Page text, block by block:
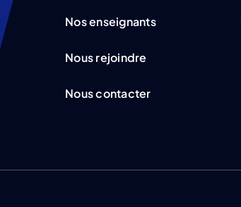
Nos enseignants
Nous rejoindre
Nous contacter